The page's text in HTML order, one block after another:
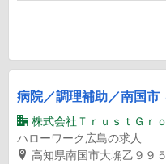
病院／調理補助／南国市
株式会社ＴｒｕｓｔＧｒ
ハローワーク広島の求人
高知県南国市大埆乙９９